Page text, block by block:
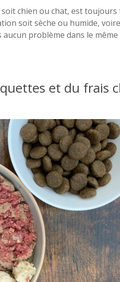
soit chien ou chat, est toujours
soit sèche ou humide,
problème dans le
et du frais